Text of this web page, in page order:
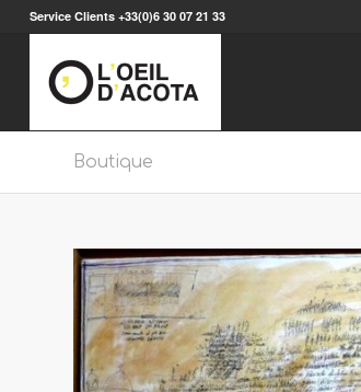
Service Clients +33(0)6 30 07 21 33
Boutique